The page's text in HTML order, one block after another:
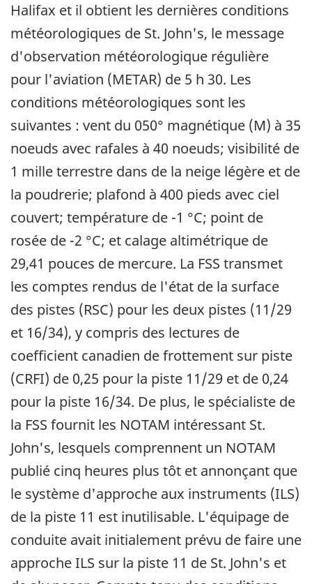
Halifax et il obtient les dernières conditions
météorologiques de St. John's, le message
d'observation météorologique régulière
pour l'aviation (METAR) de 5 h 30. Les
conditions météorologiques sont les
suivantes : vent du 050° magnétique (M) à 35
noeuds avec rafales à 40 noeuds; visibilité de
1 mille terrestre dans de la neige légère et de
la poudrerie; plafond à 400 pieds avec ciel
couvert; température de -1 °C; point de
rosée de -2 °C; et calage altimétrique de
29,41 pouces de mercure. La FSS transmet
les comptes rendus de l'état de la surface
des pistes (RSC) pour les deux pistes (11/29
et 16/34), y compris des lectures de
coefficient canadien de frottement sur piste
(CRFI) de 0,25 pour la piste 11/29 et de 0,24
pour la piste 16/34. De plus, le spécialiste de
la FSS fournit les NOTAM intéressant St.
John's, lesquels comprennent un NOTAM
publié cinq heures plus tôt et annonçant que
le système d'approche aux instruments (ILS)
de la piste 11 est inutilisable. L'équipage de
conduite avait initialement prévu de faire une
approche ILS sur la piste 11 de St. John's et